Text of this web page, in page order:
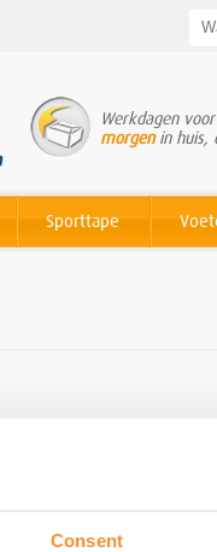
Consent
Werkdagen
morgenin huis,
Sporttape